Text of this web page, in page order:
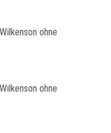
ohne
ohne